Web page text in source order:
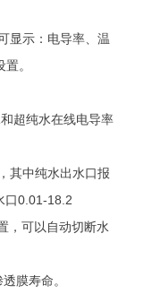
显示：电导率、温
。
超纯水在线电导率
其中纯水出水口报
口0.01-18.2
，可以自动切断水
膜寿命。